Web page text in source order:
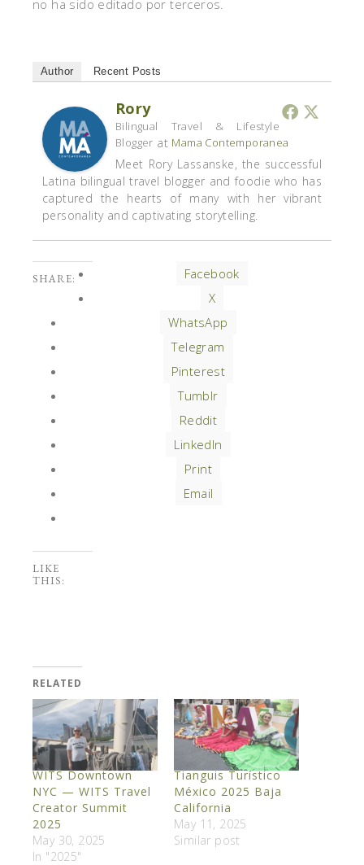
no ha sido editado por terceros.
Author Recent Posts
Rory
Bilingual Travel & Lifestyle
Blogger at Mama Contemporanea
Meet Rory Lassanske, the successful
Latina bilingual travel blogger and foodie who has
captured the hearts of many with her vibrant
personality and captivating storytelling.
SHARE:
Facebook
X
WhatsApp
Telegram
Pinterest
Tumblr
Reddit
LinkedIn
Print
Email
LIKE
THIS:
RELATED
WITS Downtown
NYC — WITS Travel
Creator Summit
2025
May 30, 2025
In "2025"
Tianguis Turístico
México 2025 Baja
California
May 11, 2025
Similar post